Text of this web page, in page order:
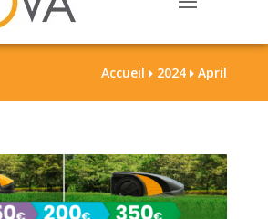
Accueil  2024  April